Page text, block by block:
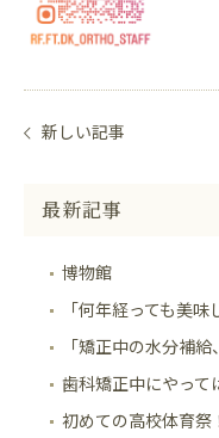
新しい記事
最新記事
博物館
「何年経っても美味
「矯正中の水分補
歯科矯正中にやって
初めての高校体育祭